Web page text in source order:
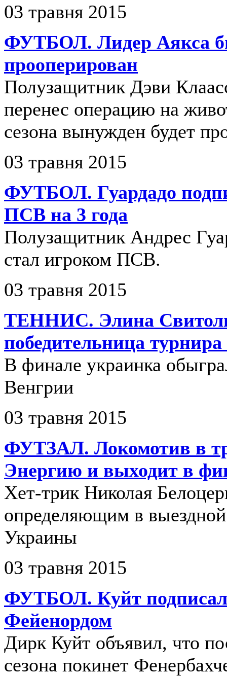
03 травня 2015
ФУТБОЛ. Лидер Аякса
прооперирован
Полузащитник Дэви
перенес операцию на
сезона вынужден будет
03 травня 2015
ФУТБОЛ. Гуардадо
ПСВ на 3 года
Полузащитник Андрес
стал игроком ПСВ.
03 травня 2015
ТЕННИС. Элина
победительница
В финале украинка
Венгрии
03 травня 2015
ФУТЗАЛ. Локомотив в
Энергию и выходит в
Хет-трик Николая
определяющим в
Украины
03 травня 2015
ФУТБОЛ. Куйт подписал
Фейенордом
Дирк Куйт объявил, что
сезона покинет